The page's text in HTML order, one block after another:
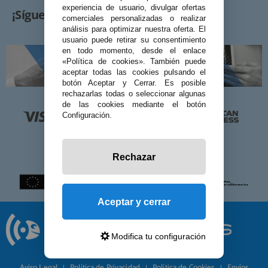
¡Síguenos!experiencia de usuario, divulgar ofertas
comerciales personalizadas o realizar
análisis para optimizar nuestra oferta. El
usuario puede retirar su consentimiento
en todo momento, desde el enlace
«Política de cookies». También puede
aceptar todas las cookies pulsando el
botón Aceptar y Cerrar. Es posible
rechazarlas todas o seleccionar algunas
de las cookies mediante el botón
Configuración.
Rechazar
Aceptar y cerrar
Modifica tu configuración